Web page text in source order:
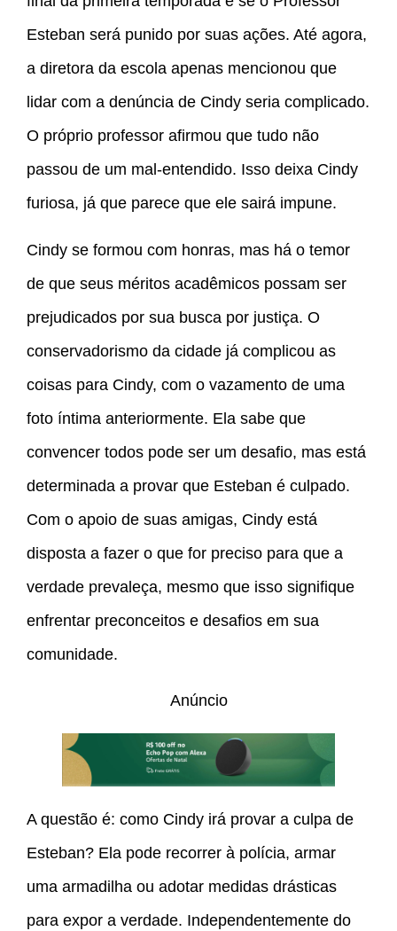
Esteban será punido por suas ações. Até agora,
a diretora da escola apenas mencionou que
lidar com a denúncia de Cindy seria complicado.
O próprio professor afirmou que tudo não
passou de um mal-entendido. Isso deixa Cindy
furiosa, já que parece que ele sairá impune.
Cindy se formou com honras, mas há o temor
de que seus méritos acadêmicos possam ser
prejudicados por sua busca por justiça. O
conservadorismo da cidade já complicou as
coisas para Cindy, com o vazamento de uma
foto íntima anteriormente. Ela sabe que
convencer todos pode ser um desafio, mas está
determinada a provar que Esteban é culpado.
Com o apoio de suas amigas, Cindy está
disposta a fazer o que for preciso para que a
verdade prevaleça, mesmo que isso signifique
enfrentar preconceitos e desafios em sua
comunidade.
Anúncio
A questão é: como Cindy irá provar a culpa de
Esteban? Ela pode recorrer à polícia, armar
uma armadilha ou adotar medidas drásticas
para expor a verdade. Independentemente do